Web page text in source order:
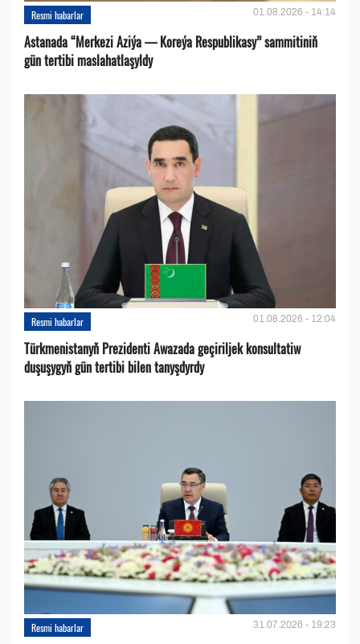
Resmi habarlar 01.08.2026 - 14:14
Astanada “Merkezi Aziýa — Koreýa Respublikasy” sammitiniň
gün tertibi maslahatlaşyldy
Resmi habarlar 01.08.2026 - 12:04
Türkmenistanyň Prezidenti Awazada geçiriljek konsultatiw
duşuşygyň gün tertibi bilen tanyşdyrdy
Resmi habarlar 31.07.2026 - 19:23